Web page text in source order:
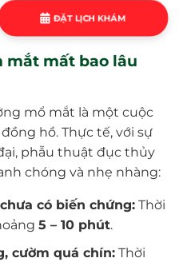
ĐẶT LỊCH KHÁM
mắt mất bao lâu
mổ mắt là một cuộc
hồ. Thực tế, với sự
phẫu thuật đục thủy
chóng và nhẹ nhàng:
có biến chứng:Thời
5 – 10 phút.
cườm quá chín:Thời